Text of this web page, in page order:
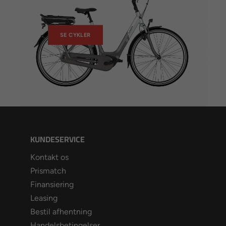
SE CYKLER
KUNDESERVICE
Kontakt os
Prismatch
Finansiering
Leasing
Bestil afhentning